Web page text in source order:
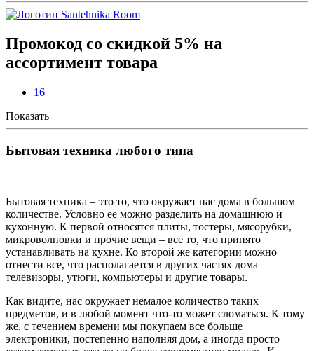
Промокод со скидкой 5% на
ассортимент товара
16
Показать
Бытовая техника любого типа
Бытовая техника – это то, что окружает нас дома в большом
количестве. Условно ее можно разделить на домашнюю и
кухонную. К первой относятся плиты, тостеры, мясорубки,
микроволновки и прочие вещи – все то, что принято
устанавливать на кухне. Ко второй же категории можно
отнести все, что располагается в других частях дома –
телевизоры, утюги, компьютеры и другие товары.
Как видите, нас окружает немалое количество таких
предметов, и в любой момент что-то может сломаться. К тому
же, с течением времени мы покупаем все больше
электроники, постепенно наполняя дом, а иногда просто